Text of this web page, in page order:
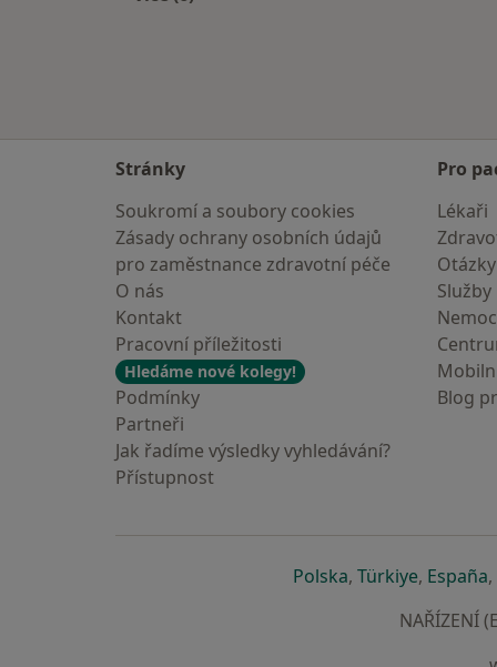
Stránky
Soukromí a soubory cookies
Zásady ochrany osobních údajů
pro zaměstnance zdravotní péče
O nás
Kontakt
Pracovní příležitosti
Hledáme nové kolegy!
Podmínky
Partneři
Jak řadíme výsledky vyhledávání?
Přístupnost
Pro
Lékaři
Služby
Blog
Polskase otevře v nové
, Türkiyese
, España,
NAŘÍZENÍ